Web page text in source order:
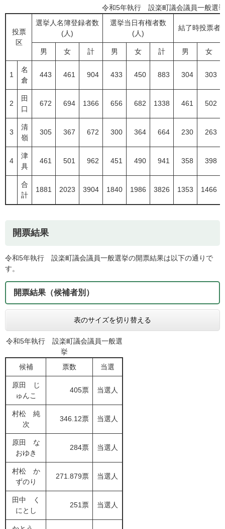
令和5年執行 設楽町議会議員一般選挙
投票
区
選挙人名簿登録者数
(人)
選挙当日有権者数
(人)
結了時投票者
男 女 計 男 女 計 男 女
1
名
倉
443 461 904 433 450 883 304 303
2
田
口
672 694 1366 656 682 1338 461 502
3
清
嶺
305 367 672 300 364 664 230 263
4
津
具
461 501 962 451 490 941 358 398
合
計
1881 2023 3904 1840 1986 3826 1353 1466
開票結果
令和5年執行 設楽町議会議員一般選挙の開票結果は以下の通りで
す。
開票結果（候補者別）
表のサイズを切り替える
令和5年執行 設楽町議会議員一般選
挙
候補
票数 当選
原田 じ
ゅんこ
405票 当選人
村松 純
次
346.12票 当選人
原田 な
おゆき
284票 当選人
村松 か
ずのり
271.879票 当選人
田中 く
にとし
251票 当選人